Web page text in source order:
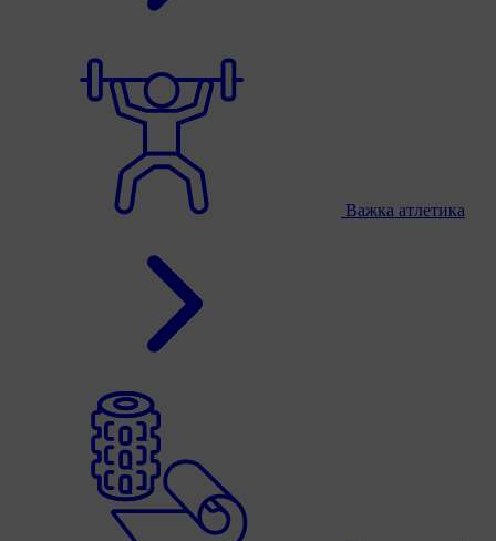
Важка атлетика